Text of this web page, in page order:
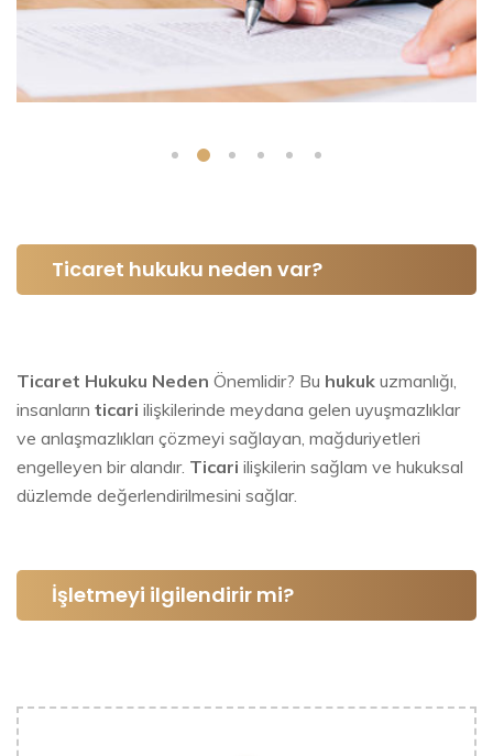
Ticaret hukuku neden var?
Ticaret Hukuku Neden Önemlidir? Bu hukuk uzmanlığı,
insanların ticari ilişkilerinde meydana gelen uyuşmazlıklar
ve anlaşmazlıkları çözmeyi sağlayan, mağduriyetleri
engelleyen bir alandır. Ticari ilişkilerin sağlam ve hukuksal
düzlemde değerlendirilmesini sağlar.
İşletmeyi ilgilendirir mi?